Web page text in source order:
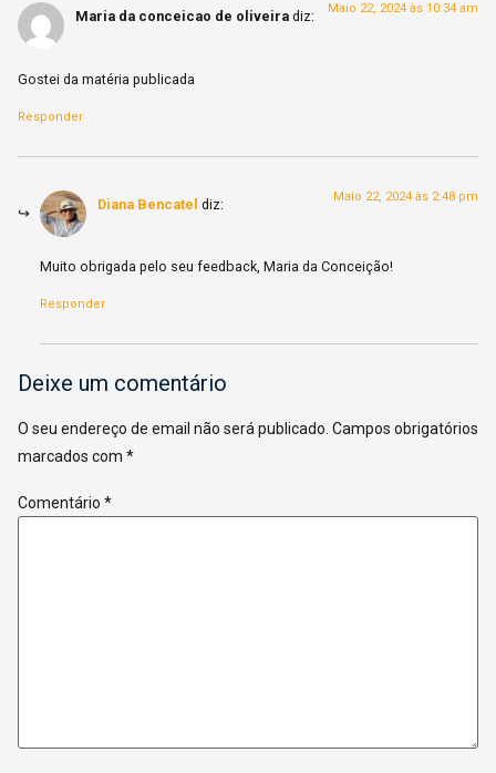
Maria da conceicao de oliveira diz: Maio 22, 2024 às 10:34 am
Gostei da matéria publicada
Responder
Diana Bencatel diz: Maio 22, 2024 às 2:48 pm
Muito obrigada pelo seu feedback, Maria da Conceição!
Responder
Deixe um comentário
O seu endereço de email não será publicado. Campos obrigatórios
marcados com *
Comentário *